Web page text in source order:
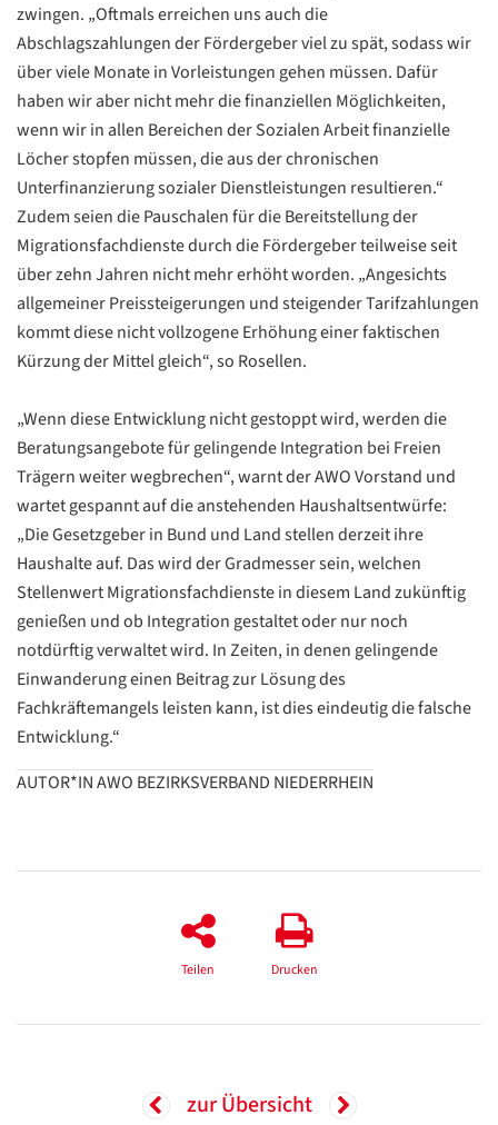
zwingen. „Oftmals erreichen uns auch die
Abschlagszahlungen der Fördergeber viel zu spät, sodass wir
über viele Monate in Vorleistungen gehen müssen. Dafür
haben wir aber nicht mehr die finanziellen Möglichkeiten,
wenn wir in allen Bereichen der Sozialen Arbeit finanzielle
Löcher stopfen müssen, die aus der chronischen
Unterfinanzierung sozialer Dienstleistungen resultieren.“
Zudem seien die Pauschalen für die Bereitstellung der
Migrationsfachdienste durch die Fördergeber teilweise seit
über zehn Jahren nicht mehr erhöht worden. „Angesichts
allgemeiner Preissteigerungen und steigender Tarifzahlungen
kommt diese nicht vollzogene Erhöhung einer faktischen
Kürzung der Mittel gleich“, so Rosellen.
„Wenn diese Entwicklung nicht gestoppt wird, werden die
Beratungsangebote für gelingende Integration bei Freien
Trägern weiter wegbrechen“, warnt der AWO Vorstand und
wartet gespannt auf die anstehenden Haushaltsentwürfe:
„Die Gesetzgeber in Bund und Land stellen derzeit ihre
Haushalte auf. Das wird der Gradmesser sein, welchen
Stellenwert Migrationsfachdienste in diesem Land zukünftig
genießen und ob Integration gestaltet oder nur noch
notdürftig verwaltet wird. In Zeiten, in denen gelingende
Einwanderung einen Beitrag zur Lösung des
Fachkräftemangels leisten kann, ist dies eindeutig die falsche
Entwicklung.“
AUTOR*IN AWO BEZIRKSVERBAND NIEDERRHEIN
Teilen Drucken
zur Übersicht
Datenschutzerklärung
ZURÜCK
Datenschutzerklärung
Google
Datenschutzerklärung
Übersetzen
/
Translate
ZURÜCK